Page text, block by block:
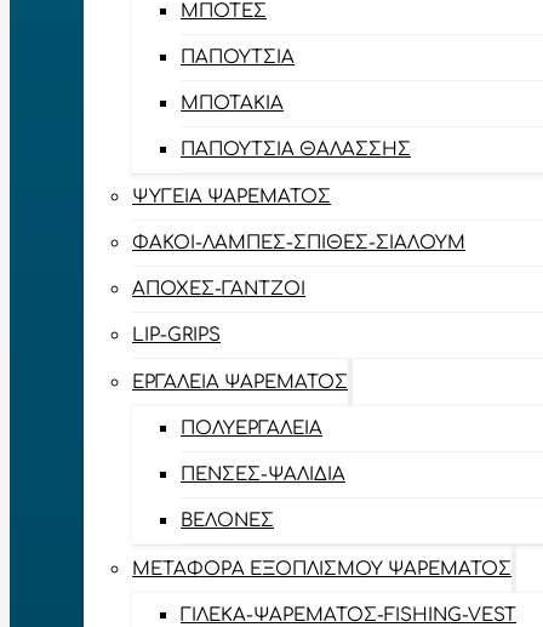
ΜΠΌΤΕΣ
ΠΑΠΟΎΤΣΙΑ
ΜΠΟΤΆΚΙΑ
ΠΑΠΟΎΤΣΙΑ ΘΑΛΆΣΣΗΣ
ΨΥΓΕΊΑ ΨΑΡΈΜΑΤΟΣ
ΦΑΚΟΊ-ΛΆΜΠΕΣ-ΣΠΊΘΕΣ-ΣΊΑΛΟΥΜ
ΑΠΌΧΕΣ-ΓΆΝΤΖΟΙ
LIP-GRIPS
EΡΓΑΛΕΊΑ ΨΑΡΈΜΑΤΟΣ
ΠΟΛΥΕΡΓΑΛΕΊΑ
ΠΈΝΣΕΣ-ΨΑΛΊΔΙΑ
ΒΕΛΌΝΕΣ
ΜΕΤΑΦΟΡΆ ΕΞΟΠΛΙΣΜΟΎ ΨΑΡΈΜΑΤΟΣ
ΓΙΛΈΚΑ-ΨΑΡΈΜΑΤΟΣ-FISHING-VEST